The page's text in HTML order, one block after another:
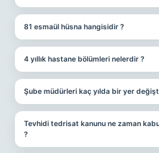
81 esmaül hüsna hangisidir ?
4 yıllık hastane bölümleri nelerdir ?
Şube müdürleri kaç yılda bir yer
Tevhidi tedrisat kanunu ne zaman
?